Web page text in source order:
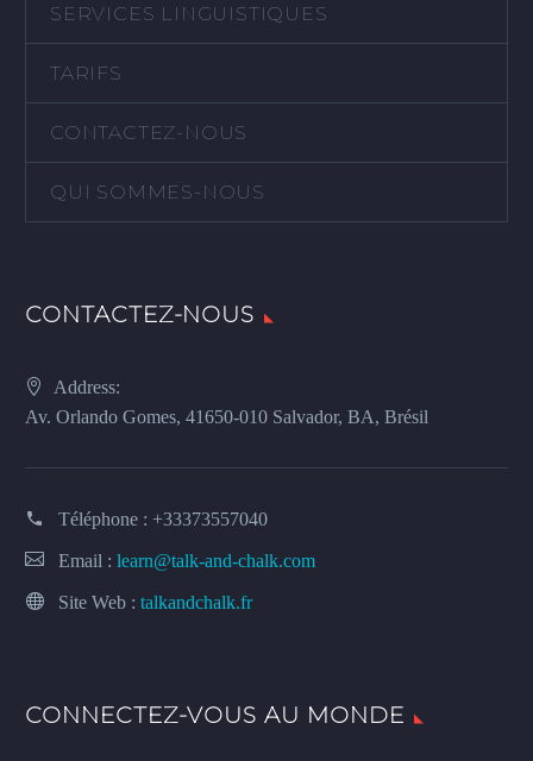
SERVICES LINGUISTIQUES
TARIFS
CONTACTEZ-NOUS
QUI SOMMES-NOUS
CONTACTEZ-NOUS
Address:
Av. Orlando Gomes, 41650-010 Salvador, BA, Brésil
Téléphone : +33373557040
Email : learn@talk-and-chalk.com
Site Web : talkandchalk.fr
CONNECTEZ-VOUS AU MONDE